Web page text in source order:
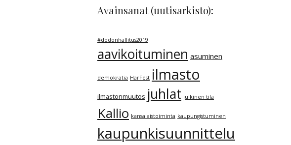
Avainsanat (uutisarkisto):
#dodonhallitus2019
aavikoituminen asuminen
demokratia HarFest ilmasto
ilmastonmuutos juhlat julkinen tila
Kallio kansalaistoiminta kaupungistuminen
kaupunkisuunnittelu